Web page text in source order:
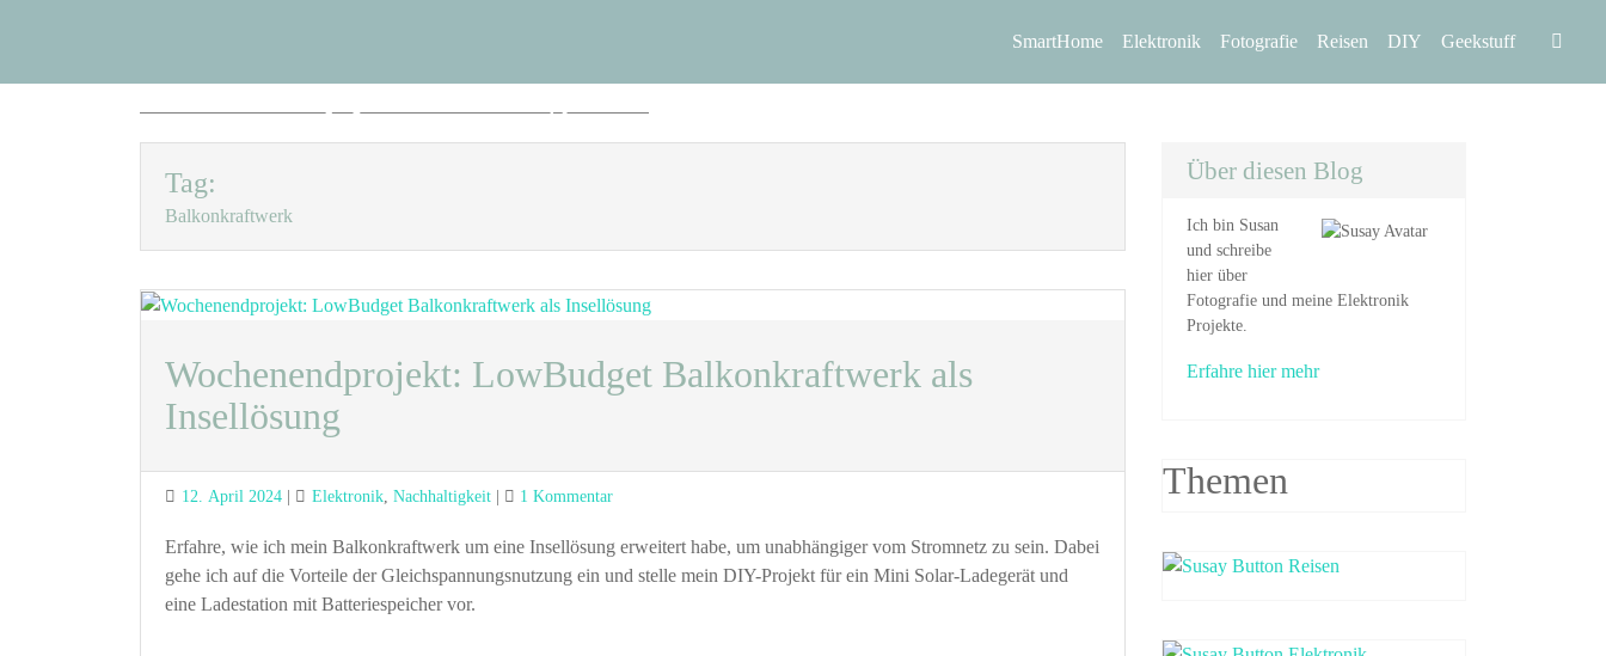
SmartHome Elektronik Fotografie Reisen DIY Geekstuff
Blog Susay
Tag:
Balkonkraftwerk
Wochenendprojekt: LowBudget Balkonkraftwerk als
Insellösung
Posted
12. April 2024 Categories
Elektronik, Nachhaltigkeit 1 Kommentarzu
LowBudget
Balkonkraftwerk
Erfahre, wie ich mein Balkonkraftwerk um eine Insellösung erweitert habe, um unabhängiger vom Stromnetz zu sein. Dabei
gehe ich auf die Vorteile der Gleichspannungsnutzung ein und stelle mein DIY-Projekt für ein Mini Solar-Ladegerät und
eine Ladestation mit Batteriespeicher vor.
Über diesen Blog
Ich bin Susan
und schreibe
hier über
Fotografie und meine Elektronik
Projekte.
Erfahre hier mehr
Themen